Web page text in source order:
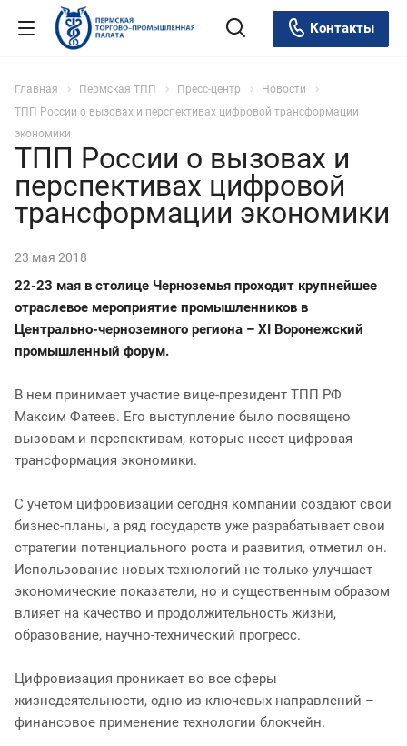
Контакты
Главная Пермская ТПП Пресс-центр
Новости
ТПП России о вызовах и перспективах цифровой трансформации
экономики
ТПП России о вызовах и
перспективах цифровой
трансформации экономики
23 мая 2018
22-23 мая в столице Черноземья проходит крупнейшее
отраслевое мероприятие промышленников в
Центрально-черноземного региона – XI Воронежский
промышленный форум.
В нем принимает участие вице-президент ТПП РФ
Максим Фатеев. Его выступление было посвящено
вызовам и перспективам, которые несет цифровая
трансформация экономики.
С учетом цифровизации сегодня компании создают свои
бизнес-планы, а ряд государств уже разрабатывает свои
стратегии потенциального роста и развития, отметил он.
Использование новых технологий не только улучшает
экономические показатели, но и существенным образом
влияет на качество и продолжительность жизни,
образование, научно-технический прогресс.
Цифровизация проникает во все сферы
жизнедеятельности, одно из ключевых направлений –
финансовое применение технологии блокчейн.